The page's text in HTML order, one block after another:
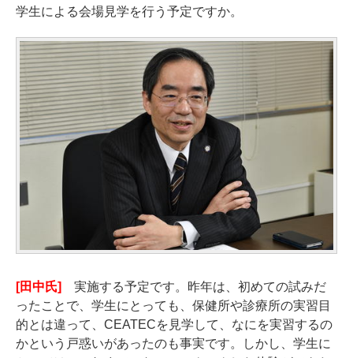
学生による会場見学を行う予定ですか。
[田中氏]
実施する予定です。昨年は、初めての試みだ
ったことで、学生にとっても、保健所や診療所の実習目
的とは違って、CEATECを見学して、なにを実習するの
かという戸惑いがあったのも事実です。しかし、学生に